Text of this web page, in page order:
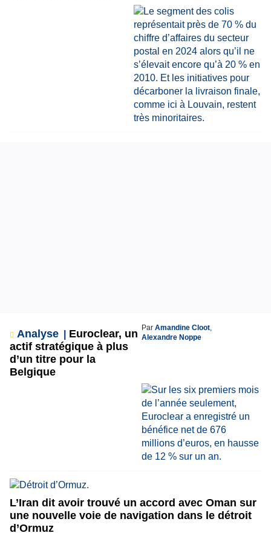
Analyse
Euroclear, un
actif stratégique à plus
d’un titre pour la
Belgique
Par Amandine Cloot,
Alexandre Noppe
L’Iran dit avoir trouvé un accord avec Oman sur
une nouvelle voie de navigation dans le détroit
d’Ormuz